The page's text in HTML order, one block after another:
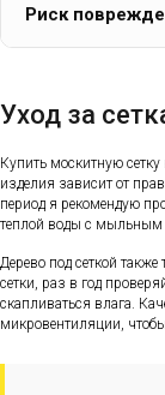
Риск
Уход за
Купить москитную сетку
изделия зависит от
период я рекомендую
теплой воды с мыльным
Дерево под сеткой
сетки, раз в год
скапливаться влага.
микровентиляции,